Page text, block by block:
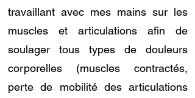
travaillant avec mes mains sur les
muscles et articulations afin de
soulager tous types de douleurs
corporelles (muscles contractés,
perte de mobilité des articulations